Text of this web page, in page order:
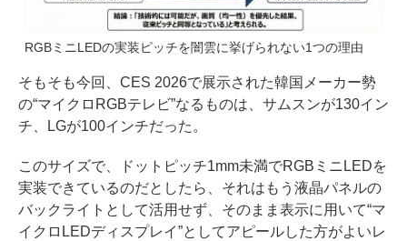
RGBミニLEDの実装ピッチを闇雲に挙げられない1つの理由
そもそも今回、CES 2026で展示された韓国メーカー勢
の“マイクロRGBテレビ”なるものは、サムスンが130イン
チ、LGが100インチだった。
このサイズで、ドットピッチ1mm未満でRGBミニLEDを
実装できているのだとしたら、それはもう液晶パネルの
バックライトとして活用せず、そのまま表示に用いて“マ
イクロLEDディスプレイ”としてアピールした方がよいレ